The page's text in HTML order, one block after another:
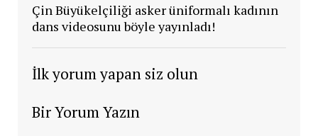
Çin Büyükelçiliği asker üniformalı kadının
dans videosunu böyle yayınladı!
İlk yorum yapan siz olun
Bir Yorum Yazın